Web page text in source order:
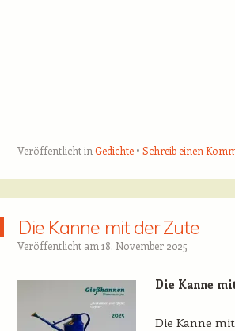
Veröffentlicht in Gedichte Schreib einen
Die Kanne mit der Zute
Veröffentlicht am 18. November 2025
Die Kanne
Die Kanne